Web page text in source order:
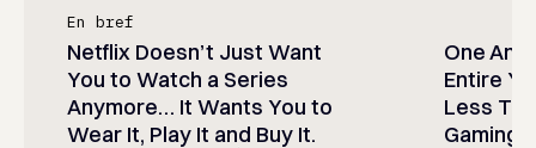
En bref
Netflix Doesn’t Just Want
You to Watch a Series
Anymore… It Wants You to
Wear It, Play It and Buy It.
One
Entire
Less
Gaming